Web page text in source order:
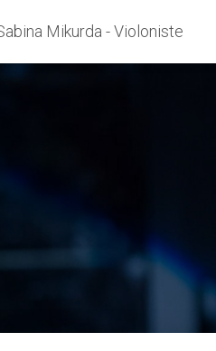
Mikurda - Violoniste